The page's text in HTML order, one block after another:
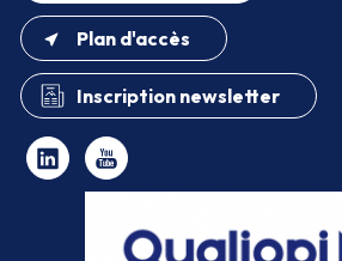
Plan d'accès
Inscription newsletter